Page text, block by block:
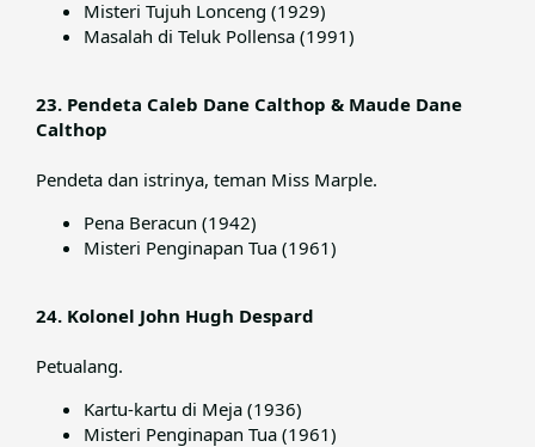
Misteri Tujuh Lonceng (1929)
Masalah di Teluk Pollensa (1991)
23. Pendeta Caleb Dane Calthop & Maude Dane
Calthop
Pendeta dan istrinya, teman Miss Marple.​
Pena Beracun (1942)
Misteri Penginapan Tua (1961)
24. Kolonel John Hugh Despard
Petualang.​
Kartu-kartu di Meja (1936)
Misteri Penginapan Tua (1961)